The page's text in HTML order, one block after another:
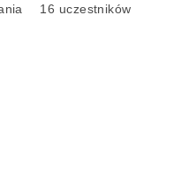
16 uczestników